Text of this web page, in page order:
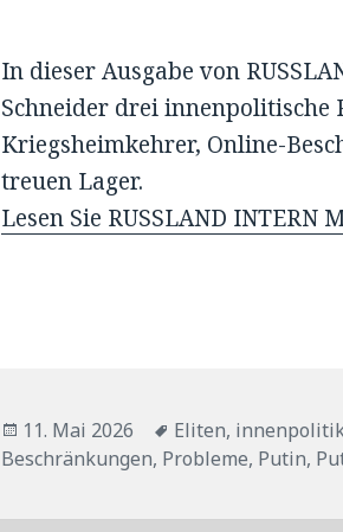
In dieser Ausgabe von
Schneider drei innenpolitische
Kriegsheimkehrer, Online-
treuen Lager.
Lesen Sie RUSSLAND INTERN
Veröffentlicht
am
11. Mai 2026 Tags
Eliten,
Beschränkungen, Probleme, Putin,